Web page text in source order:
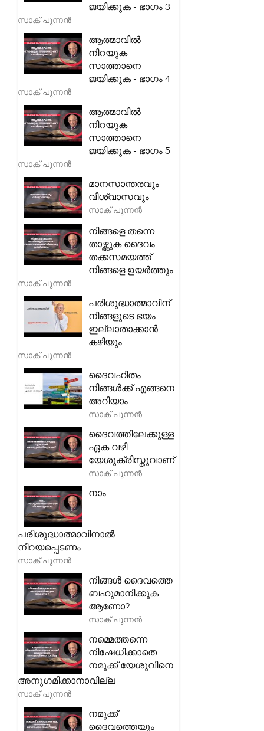
ജയിക്കുക - ഭാഗം 3
സാക് പുന്നൻ
ആത്മാവിൽ
നിറയുക
സാത്താനെ
ജയിക്കുക - ഭാഗം 4
സാക് പുന്നൻ
ആത്മാവിൽ
നിറയുക
സാത്താനെ
ജയിക്കുക - ഭാഗം 5
സാക് പുന്നൻ
മാനസാന്തരവും
വിശ്വാസവും
സാക് പുന്നൻ
നിങ്ങളെ തന്നെ
താഴ്ത്തുക ദൈവം
തക്കസമയത്ത്
നിങ്ങളെ ഉയർത്തും
സാക് പുന്നൻ
പരിശുദ്ധാത്മാവിന്
നിങ്ങളുടെ ഭയം
ഇല്ലാതാക്കാൻ
കഴിയും
സാക് പുന്നൻ
ദൈവഹിതം
നിങ്ങൾക്ക് എങ്ങനെ
അറിയാം
സാക് പുന്നൻ
ദൈവത്തിലേക്കുള്ള
ഏക വഴി
യേശുക്രിസ്തുവാണ്
സാക് പുന്നൻ
നാം
പരിശുദ്ധാത്മാവിനാൽ
നിറയപ്പെടണം
സാക് പുന്നൻ
നിങ്ങൾ ദൈവത്തെ
ബഹുമാനിക്കുക
ആണോ?
സാക് പുന്നൻ
നമ്മെത്തന്നെ
നിഷേധിക്കാതെ
നമുക്ക് യേശുവിനെ
അനുഗമിക്കാനാവില്ല
സാക് പുന്നൻ
നമുക്ക്
ദൈവത്തെയും